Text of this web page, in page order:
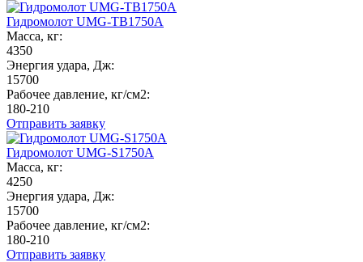
Гидромолот UMG-TB1750A
Масса, кг:
4350
Энергия удара, Дж:
15700
Рабочее давление, кг/см2:
180-210
Отправить заявку
Гидромолот UMG-S1750A
Масса, кг:
4250
Энергия удара, Дж:
15700
Рабочее давление, кг/см2:
180-210
Отправить заявку